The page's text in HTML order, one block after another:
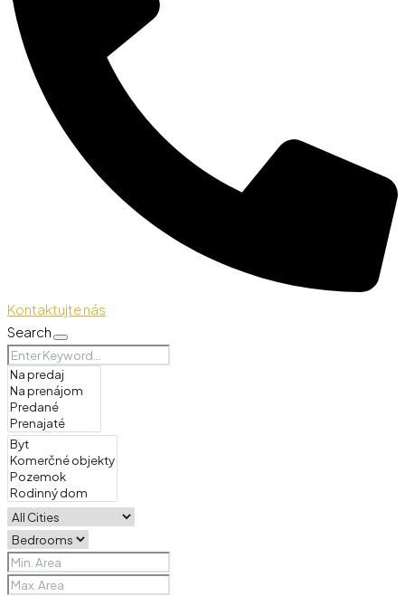
Kontaktujte nás
Search